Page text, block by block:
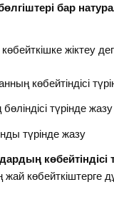
бар
жіктеу
көбейтіндісі
түрінде жазу
түрінде жазу
көбейтіндісі
көбейткіштерге